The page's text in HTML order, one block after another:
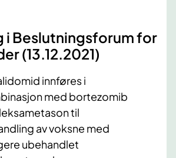
i Beslutningsforum for
(13.12​.2021)
innføres i
med bortezomib
til
av voksne med
ubehandlet